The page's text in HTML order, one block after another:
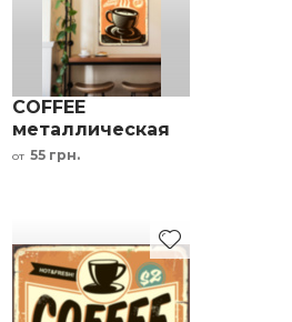
COFFEE
металлическая
табличка для
от 55 грн.